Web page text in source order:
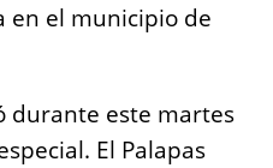
n
en el municipio de
durante este martes
El Palapas